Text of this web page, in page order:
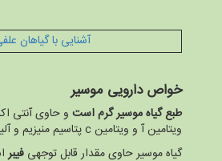
آشنایی با گیاهان
خواص دارویی موسیر
طبع گیاه موسیر گرم است و حاوی آنتی
ویتامین آ و ویتامین c پتاسیم منیزیم و آلیسین است.
گیاه موسیر حاوی مقدار قابل توجهی فیبر